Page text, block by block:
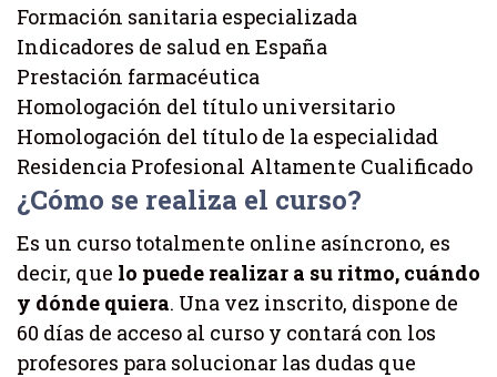
Formación sanitaria especializada
Indicadores de salud en España
Prestación farmacéutica
Homologación del título universitario
Homologación del título de la especialidad
Residencia Profesional Altamente Cualificado
¿Cómo se realiza el curso?
Es un curso totalmente online asíncrono, es
decir, que lo puede realizar a su ritmo, cuándo
y dónde quiera. Una vez inscrito, dispone de
60 días de acceso al curso y contará con los
profesores para solucionar las dudas que